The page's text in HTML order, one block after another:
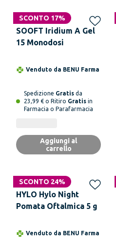
SCONTO 17%
SOOFT Iridium A Gel
15 Monodosi
Venduto da BENU Farma
Spedizione Gratis da
23,99 € o Ritiro Gratis in
Farmacia o Parafarmacia
Aggiungi al
carrello
SCONTO 24%
HYLO Hylo Night
Pomata Oftalmica 5 g
Venduto da BENU Farma